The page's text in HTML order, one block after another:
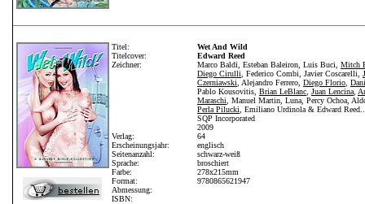
Titel:
Titelcover:
Zeichner:
Verlag:
Erscheinungsjahr:
Seitenanzahl:
Sprache:
Farbe:
Format:
Abmessung:
ISBN:
Wet And Wild
Edward Reed
Marco Baldi, Esteban Baleiron, Luis Buci, Mitch
Diego Cirulli , Federico Combi, Javier Coscarelli,
Czerniawski , Alejandro Ferrero, Diego Florio
Pablo Kousovitis, Brian LeBlanc Juan Lencina
Maraschi , Manuel Martin, Luna, Percy Ochoa,
Perla Pilucki , Emiliano Urdinola & Edward
SQP Incorporated
2009
64
englisch
schwarz-weiß
broschiert
278x215mm
9780865621947